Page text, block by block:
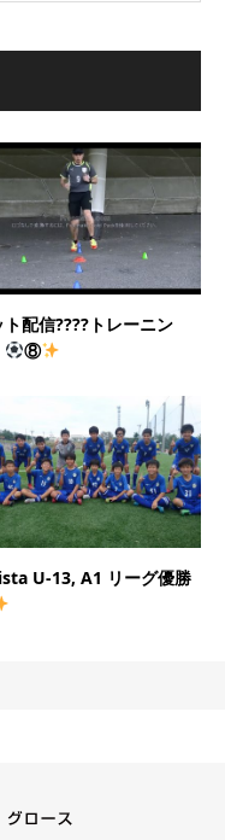
配信????トレーニン
⑧
U-13, A1 リーグ優勝